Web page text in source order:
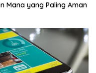
Mana yang Paling Aman